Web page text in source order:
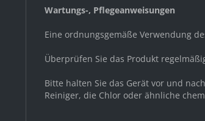
Wartungs-, Pflegeanweisungen
Eine ordnungsgemäße Verwendung
Überprüfen Sie das Produkt
Bitte halten Sie das Gerät vor und
Reiniger, die Chlor oder ähnliche